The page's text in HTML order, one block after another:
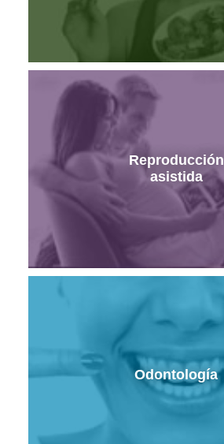
Reproducción
asistida
Odontología